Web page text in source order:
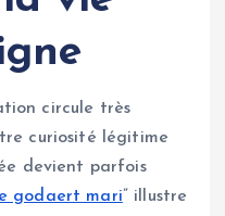
circule très
curiosité légitime
devient parfois
godaert mari” illustre